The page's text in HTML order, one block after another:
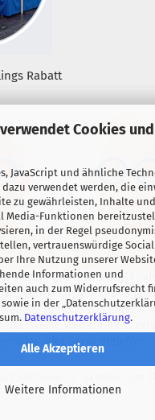
Cookies
JavaScript und ähnliche
verwendet werden, die
zu gewährleisten, Inhalte
Media-Funktionen
in der Regel
vertrauenswürdige Social
Ihre Nutzung unserer
Informationen und
auch zum Widerrufsrecht
sowie in der
Datenschutzerklärung.
Alle Akzeptieren
Weitere Informationen
Rabatt
Mehrlingseltern sowie
eigenen Kindern bis 18
in Höhe von mind.
Weitere Infos
oder Servicetelefon.